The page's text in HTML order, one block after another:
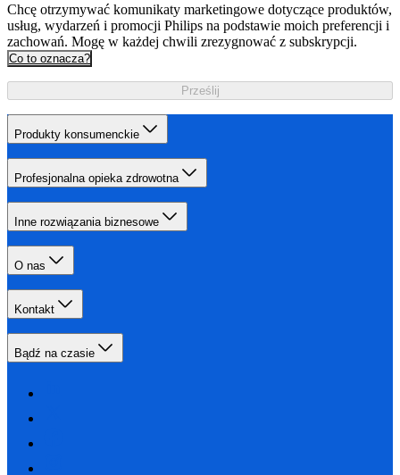
Chcę otrzymywać komunikaty marketingowe dotyczące produktów,
usług, wydarzeń i promocji Philips na podstawie moich preferencji i
zachowań. Mogę w każdej chwili zrezygnować z subskrypcji.
Co to oznacza?
Prześlij
Produkty konsumenckie
Profesjonalna opieka zdrowotna
Inne rozwiązania biznesowe
O nas
Kontakt
Bądź na czasie